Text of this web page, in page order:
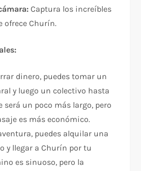
Captura los increíbles
ofrece Churín.
dinero, puedes tomar un
y luego un colectivo hasta
será un poco más largo, pero
es más económico.
puedes alquilar una
y llegar a Churín por tu
es sinuoso, pero la